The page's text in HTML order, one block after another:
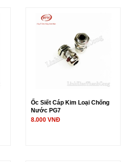
Ốc Siết Cáp Kim Loại Chống
Nước PG7
8.000 VNĐ